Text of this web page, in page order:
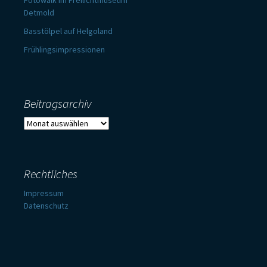
Detmold
Basstölpel auf Helgoland
Frühlingsimpressionen
Beitragsarchiv
Beitragsarchiv
Rechtliches
Impressum
Datenschutz